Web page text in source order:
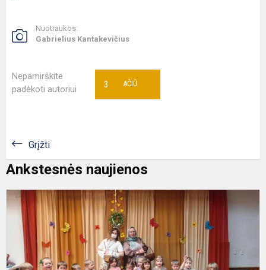
Nuotraukos:
Gabrielius Kantakevičius
Nepamirškite
padėkoti autoriui
AČIŪ
3
Grįžti
Ankstesnės naujienos